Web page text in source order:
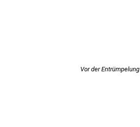
Vor der Entrümpelung